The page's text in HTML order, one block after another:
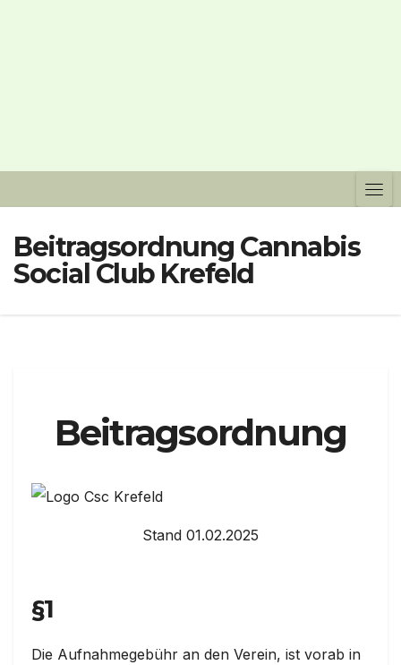
Beitragsordnung Cannabis
Social Club Krefeld
Beitragsordnung
Stand 01.02.2025
§1
Die Aufnahmegebühr an den Verein, ist vorab in